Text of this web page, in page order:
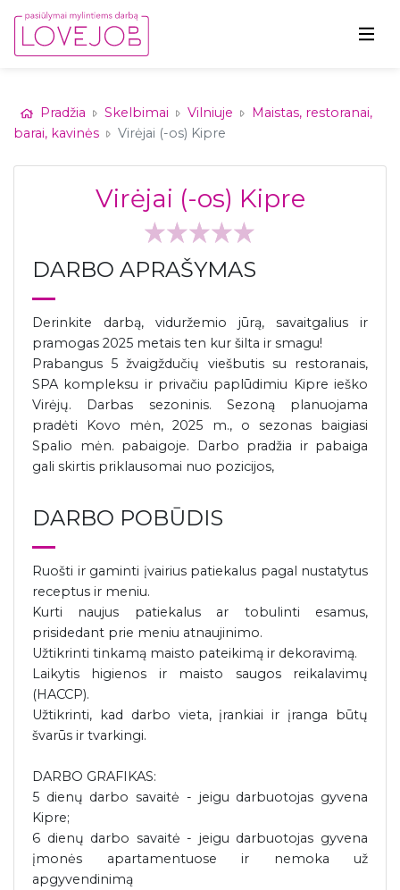
Pradžia Skelbimai Vilniuje
Maistas, restoranai,
barai, kavinės
Virėjai (-os) Kipre
Virėjai (-os) Kipre
DARBO APRAŠYMAS
Derinkite darbą, viduržemio jūrą, savaitgalius ir
pramogas 2025 metais ten kur šilta ir smagu!
Prabangus 5 žvaigždučių viešbutis su restoranais,
SPA kompleksu ir privačiu paplūdimiu Kipre ieško
Virėjų. Darbas sezoninis. Sezoną planuojama
pradėti Kovo mėn, 2025 m., o sezonas baigiasi
Spalio mėn. pabaigoje. Darbo pradžia ir pabaiga
gali skirtis priklausomai nuo pozicijos,
DARBO POBŪDIS
Ruošti ir gaminti įvairius patiekalus pagal nustatytus
receptus ir meniu.
Kurti naujus patiekalus ar tobulinti esamus,
prisidedant prie meniu atnaujinimo.
Užtikrinti tinkamą maisto pateikimą ir dekoravimą.
Laikytis higienos ir maisto saugos reikalavimų
(HACCP).
Užtikrinti, kad darbo vieta, įrankiai ir įranga būtų
švarūs ir tvarkingi.
DARBO GRAFIKAS:
5 dienų darbo savaitė - jeigu darbuotojas gyvena
Kipre;
6 dienų darbo savaitė - jeigu darbuotojas gyvena
įmonės apartamentuose ir nemoka už
apgyvendinimą